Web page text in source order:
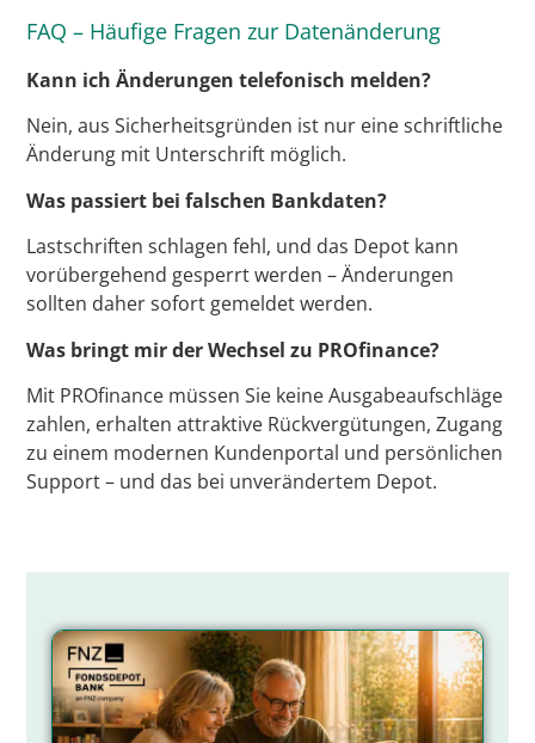
FAQ – Häufige Fragen zur Datenänderung
Kann ich Änderungen telefonisch melden?
Nein, aus Sicherheitsgründen ist nur eine schriftliche
Änderung mit Unterschrift möglich.
Was passiert bei falschen Bankdaten?
Lastschriften schlagen fehl, und das Depot kann
vorübergehend gesperrt werden – Änderungen
sollten daher sofort gemeldet werden.
Was bringt mir der Wechsel zu PROfinance?
Mit PROfinance müssen Sie keine Ausgabeaufschläge
zahlen, erhalten attraktive Rückvergütungen, Zugang
zu einem modernen Kundenportal und persönlichen
Support – und das bei unverändertem Depot.